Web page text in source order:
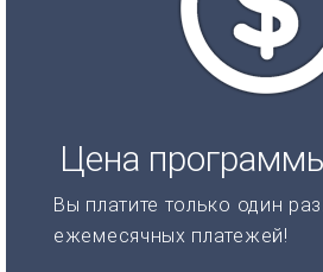
Цена
Вы платите только один
ежемесячных платежей!